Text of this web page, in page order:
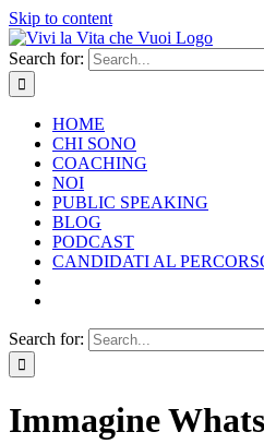
Skip to content
Search for:
HOME
CHI SONO
COACHING
NOI
PUBLIC SPEAKING
BLOG
PODCAST
CANDIDATI AL
Search for:
Immagine